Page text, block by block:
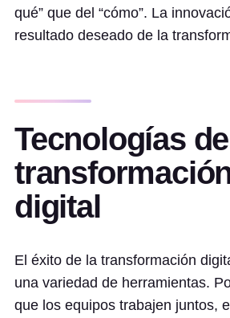
qué” que del “cómo”. La
resultado deseado de la
Tecnologías de
digital
El éxito de la transformación
una variedad de herramientas.
que los equipos trabajen juntos,